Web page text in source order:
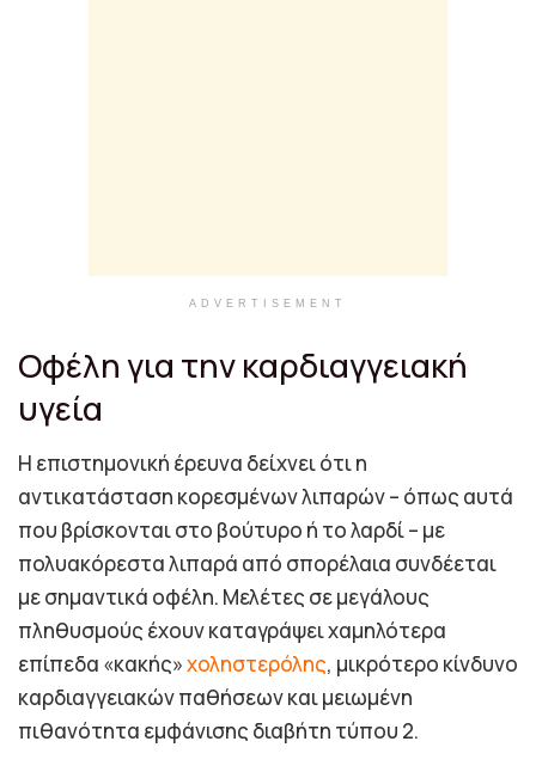
ADVERTISEMENT
Οφέλη για την καρδιαγγειακή
υγεία
Η επιστημονική έρευνα δείχνει ότι η
αντικατάσταση κορεσμένων λιπαρών – όπως αυτά
που βρίσκονται στο βούτυρο ή το λαρδί – με
πολυακόρεστα λιπαρά από σπορέλαια συνδέεται
με σημαντικά οφέλη. Μελέτες σε μεγάλους
πληθυσμούς έχουν καταγράψει χαμηλότερα
επίπεδα «κακής»χοληστερόλης, μικρότερο κίνδυνο
καρδιαγγειακών παθήσεων και μειωμένη
πιθανότητα εμφάνισης διαβήτη τύπου 2.